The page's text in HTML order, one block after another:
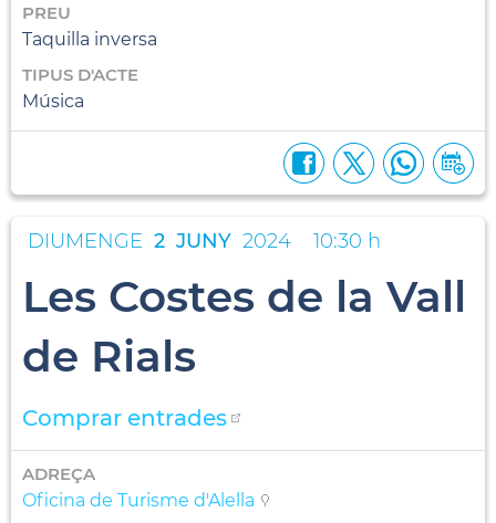
PREU
Taquilla inversa
TIPUS D'ACTE
Música
DIUMENGE 2 JUNY 2024 10:30 h
Les Costes de la Vall
de Rials
Comprar entrades
ADREÇA
Oficina de Turisme d'Alella